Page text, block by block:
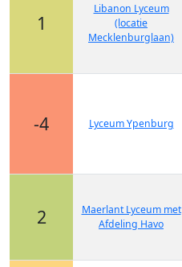
1
Libanon Lyceum
(locatie
Mecklenburglaan)
-4 Lyceum Ypenburg
2
Maerlant Lyceum met
Afdeling Havo